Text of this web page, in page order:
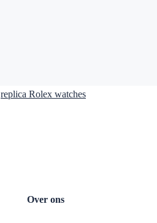
replica Rolex watches
Over ons